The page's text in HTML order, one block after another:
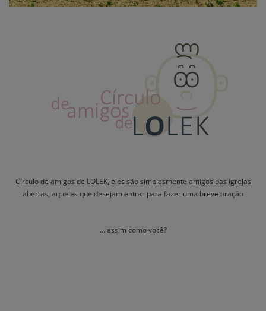
Círculo de amigos de LOLEK, eles são simplesmente amigos das igrejas
abertas, aqueles que desejam entrar para fazer uma breve oração
... assim como você?